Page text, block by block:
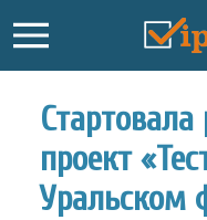
проект
Уральском